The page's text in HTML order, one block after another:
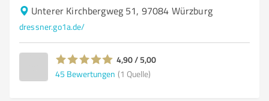
Unterer Kirchbergweg 51, 97084 Würzburg
dressner.go1a.de/
4,90 / 5,00
45 Bewertungen (1 Quelle)